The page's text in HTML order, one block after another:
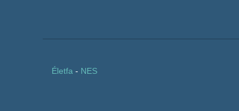
Életfa - NES